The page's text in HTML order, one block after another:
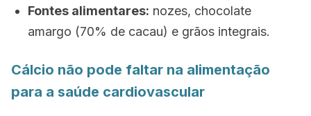
Fontes alimentares: nozes, chocolate
amargo (70% de cacau) e grãos integrais.
Cálcio não pode faltar na alimentação
para a saúde cardiovascular